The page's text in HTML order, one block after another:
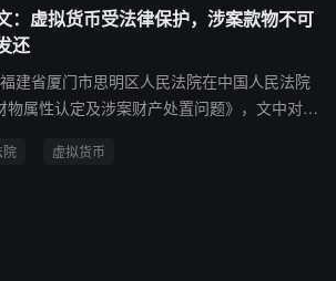
：虚拟货币受法律保护，涉案款物不可
还
建省厦门市思明区人民法院在中国人民法院
物属性认定及涉案财产处置问题》，文中对虚
虚拟货币定性为非法物品，因此在现行的法
院 虚拟货币